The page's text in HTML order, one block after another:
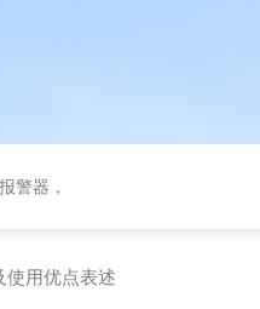
警器，
使用优点表述